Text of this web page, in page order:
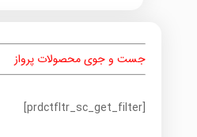
جست و جوی محصولات پرواز
[prdctfltr_sc_get_filter]